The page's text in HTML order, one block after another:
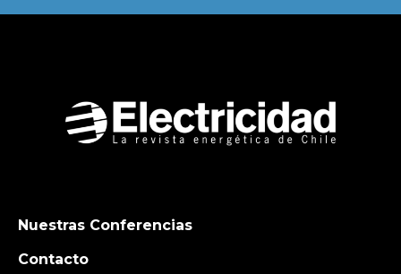
Nuestras Conferencias
Contacto